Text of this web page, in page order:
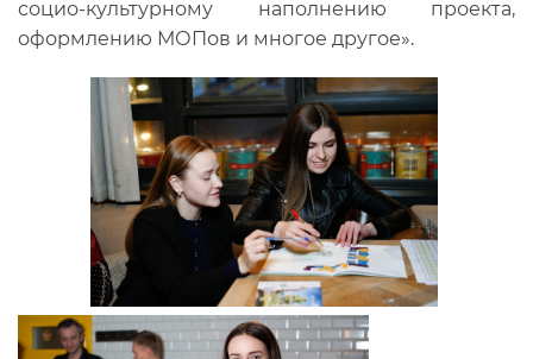
социо-культурному наполнению проекта,
оформлению МОПов и многое другое».